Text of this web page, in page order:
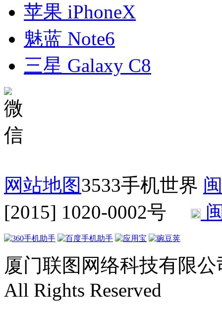
苹果 iPhoneX
魅蓝 Note6
三星 Galaxy C8
网站地图3533手机世界
[2015] 1020-0002号
厦门联图网络科技有限公
All Rights Reserved